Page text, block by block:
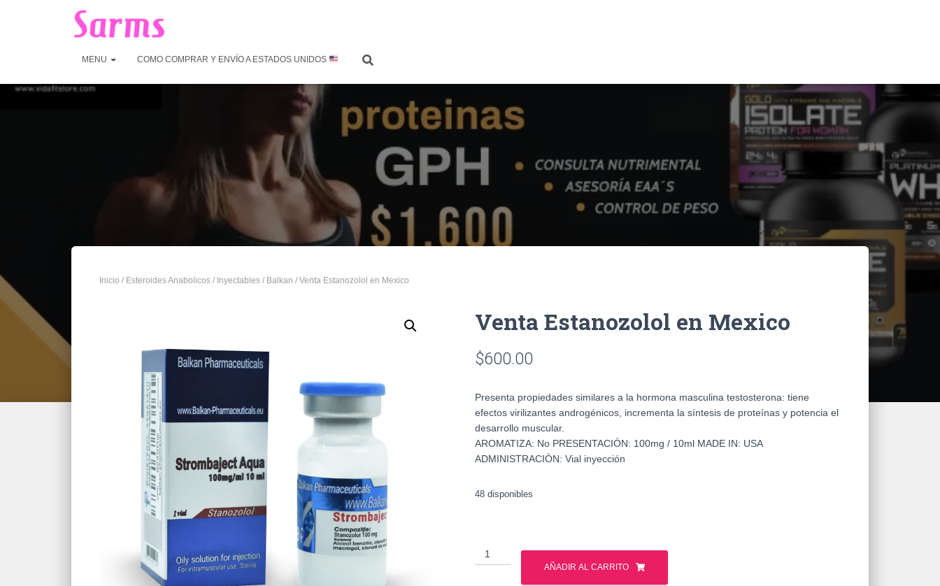
MENU COMO COMPRAR Y ENVÍO A ESTADOS UNIDOS
Inicio / Esteroides Anabolicos / Inyectables / Balkan / Venta Estanozolol en Mexico
Venta Estanozolol en Mexico
$600.00
Presenta propiedades similares a la hormona masculina testosterona: tiene
efectos virilizantes androgénicos, incrementa la síntesis de proteínas y potencia el
desarrollo muscular.
AROMATIZA: No PRESENTACIÓN: 100mg / 10ml MADE IN: USA
ADMINISTRACIÓN: Vial inyección
48 disponibles
Venta
Estanozolol
AÑADIR AL CARRITO